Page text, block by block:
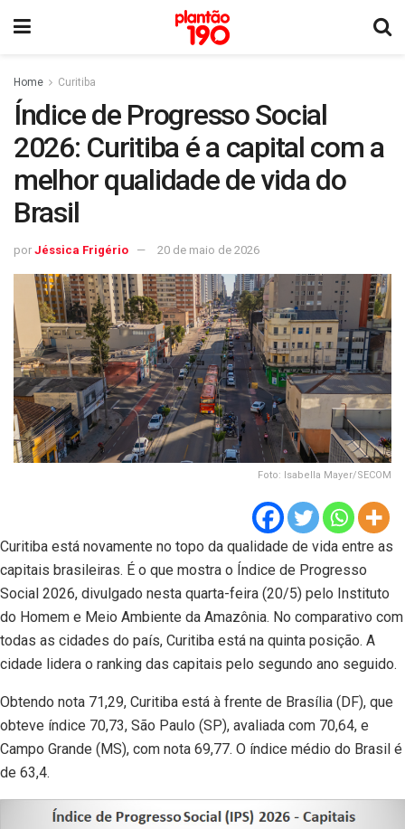
Home Curitiba
Índice de Progresso Social
2026: Curitiba é a capital com a
melhor qualidade de vida do
Brasil
por Jéssica Frigério 20 de maio de 2026
Foto: Isabella Mayer/SECOM
Curitiba está novamente no topo da qualidade de vida entre as
capitais brasileiras. É o que mostra o Índice de Progresso
Social 2026, divulgado nesta quarta-feira (20/5) pelo Instituto
do Homem e Meio Ambiente da Amazônia. No comparativo com
todas as cidades do país, Curitiba está na quinta posição. A
cidade lidera o ranking das capitais pelo segundo ano seguido.
Obtendo nota 71,29, Curitiba está à frente de Brasília (DF), que
obteve índice 70,73, São Paulo (SP), avaliada com 70,64, e
Campo Grande (MS), com nota 69,77. O índice médio do Brasil é
de 63,4.